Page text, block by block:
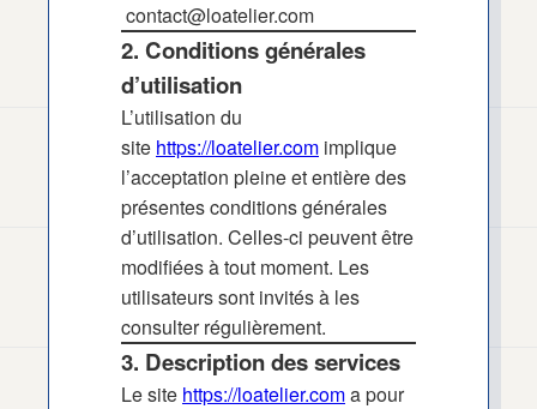
contact@loatelier.com
2. Conditions générales
d’utilisation
L’utilisation du
site https://loatelier.com implique
l’acceptation pleine et entière des
présentes conditions générales
d’utilisation. Celles-ci peuvent être
modifiées à tout moment. Les
utilisateurs sont invités à les
consulter régulièrement.
3. Description des services
Le site https://loatelier.coma pour